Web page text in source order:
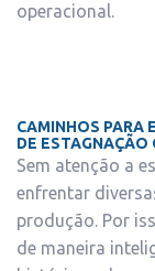
operacional.
CAMINHOS PARA
DE ESTAGNAÇÃO
Sem atenção a
enfrentar
produção. Por
de maneira